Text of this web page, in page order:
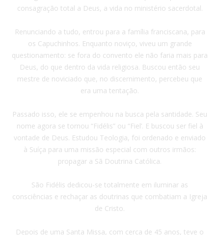
consagração total a Deus, a vida no ministério sacerdotal.
Renunciando a tudo, entrou para a família franciscana, para
os Capuchinhos. Enquanto noviço, viveu um grande
questionamento: se fora do convento ele não faria mais para
Deus, do que dentro da vida religiosa. Buscou então seu
mestre de noviciado que, no discernimento, percebeu que
era uma tentação.
Passado isso, ele se empenhou na busca pela santidade. Seu
nome agora se tornou “Fidélis” ou “Fiel’. E buscou ser fiel à
vontade de Deus. Estudou Teologia, foi ordenado e enviado
à Suíça para uma missão especial com outros irmãos:
propagar a Sã Doutrina Católica.
São Fidélis dedicou-se totalmente em iluminar as
consciências e rechaçar as doutrinas que combatiam a Igreja
de Cristo.
Depois de uma Santa Missa, com cerca de 45 anos, teve o